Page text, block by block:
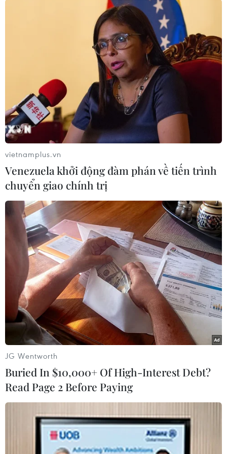
Trong ngày 16/2, chính phủ tỉnh Hồ Bắc đã ban
bố nhiều biện pháp mạnh mới nhằm kiểm soát
dịch. Theo đó, mọi phương tiện tư nhân đều bị
cấm lưu thông tại các thành thị trong tỉnh./.
(TTXVN/Vietnam+)
#Viêm đường hô hấp cấp #COVID-19
#nCoV
#Vũ Hán
#Hồ Bắc #Trung Quốc
#dịch bệnh
#WHO
Trung Quốc
TIN LIÊN QUAN
vietnamplus.vn
Venezuela khởi động đàm phán về tiến trình
chuyển giao chính trị
JG Wentworth
Buried In $10,000+ Of High-Interest Debt?
Read Page 2 Before Paying